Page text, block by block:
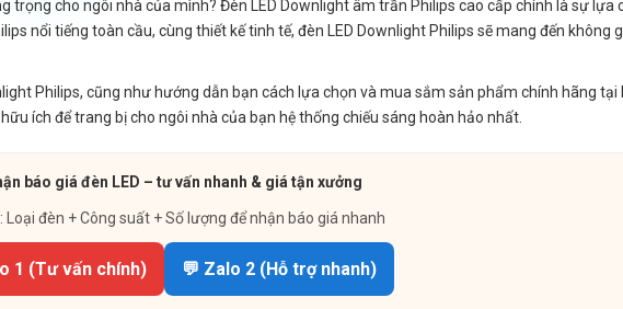
trọng cho ngôi nhà của mình? Đèn LED Downlight âm trần Philips cao cấp chính là sự lựa
nổi tiếng toàn cầu, cùng thiết kế tinh tế, đèn LED Downlight Philips sẽ mang đến không
Philips, cũng như hướng dẫn bạn cách lựa chọn và mua sắm sản phẩm chính hãng tại
ích để trang bị cho ngôi nhà của bạn hệ thống chiếu sáng hoàn hảo nhất.
báo giá đèn LED – tư vấn nhanh & giá tận xưởng
Loại đèn + Công suất + Số lượng để nhận báo giá nhanh
1 (Tư vấn chính) 💬 Zalo 2 (Hỗ trợ nhanh)